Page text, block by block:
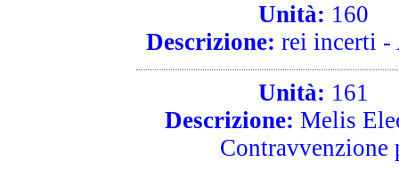
Unità: 160
Descrizione: rei incerti -
Unità: 161
Descrizione: Melis
Contravvenzione